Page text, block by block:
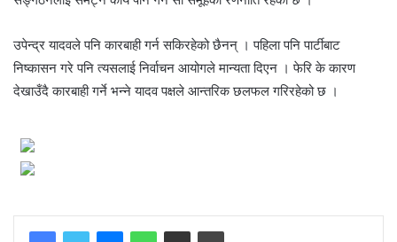
उपेन्द्र यादवले पनि कारबाही गर्न सकिरहेको छैनन् । पहिला पनि पार्टीबाट
निष्कासन गरे पनि त्यसलाई निर्वाचन आयोगले मान्यता दिएन । फेरि के कारण
देखाउँदै कारबाही गर्ने भन्ने यादव पक्षले आन्तरिक छलफल गरिरहेको छ ।